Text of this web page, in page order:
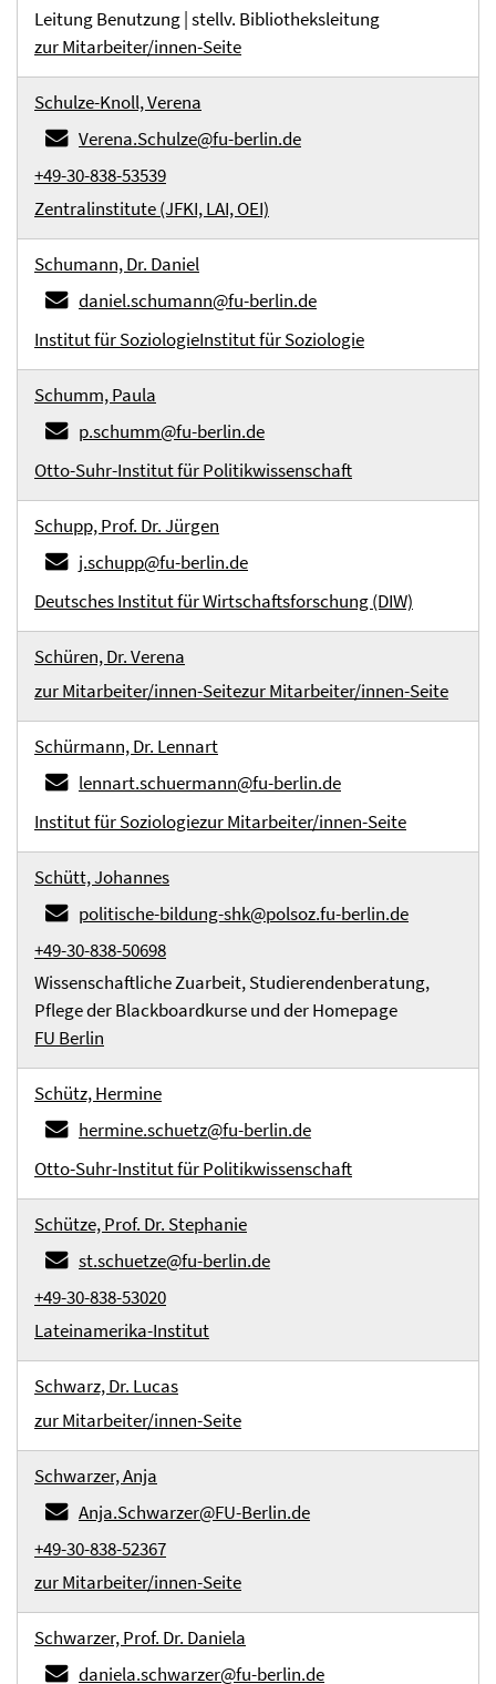
Leitung Benutzung | stellv. Bibliotheksleitung
zur Mitarbeiter/innen-Seite
Schulze-Knoll, Verena
Verena.Schulze@fu-berlin.de
+49-30-838-53539
Zentralinstitute (JFKI, LAI, OEI)
Schumann, Dr. Daniel
daniel.schumann@fu-berlin.de
Institut für SoziologieInstitut für Soziologie
Schumm, Paula
p.schumm@fu-berlin.de
Otto-Suhr-Institut für Politikwissenschaft
Schupp, Prof. Dr. Jürgen
j.schupp@fu-berlin.de
Deutsches Institut für Wirtschaftsforschung (DIW)
Schüren, Dr. Verena
zur Mitarbeiter/innen-Seitezur Mitarbeiter/innen-Seite
Schürmann, Dr. Lennart
lennart.schuermann@fu-berlin.de
Institut für Soziologiezur Mitarbeiter/innen-Seite
Schütt, Johannes
politische-bildung-shk@polsoz.fu-berlin.de
+49-30-838-50698
Wissenschaftliche Zuarbeit, Studierendenberatung,
Pflege der Blackboardkurse und der Homepage
FU Berlin
Schütz, Hermine
hermine.schuetz@fu-berlin.de
Otto-Suhr-Institut für Politikwissenschaft
Schütze, Prof. Dr. Stephanie
st.schuetze@fu-berlin.de
+49-30-838-53020
Lateinamerika-Institut
Schwarz, Dr. Lucas
zur Mitarbeiter/innen-Seite
Schwarzer, Anja
Anja.Schwarzer@FU-Berlin.de
+49-30-838-52367
zur Mitarbeiter/innen-Seite
Schwarzer, Prof. Dr. Daniela
daniela.schwarzer@fu-berlin.de